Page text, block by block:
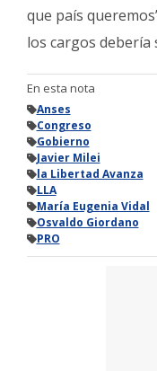
que país
los cargos debería
En esta nota
Anses
Congreso
Gobierno
Javier Milei
la Libertad Avanza
LLA
María Eugenia Vidal
Osvaldo Giordano
PRO